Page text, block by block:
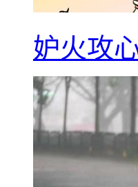
妒火攻